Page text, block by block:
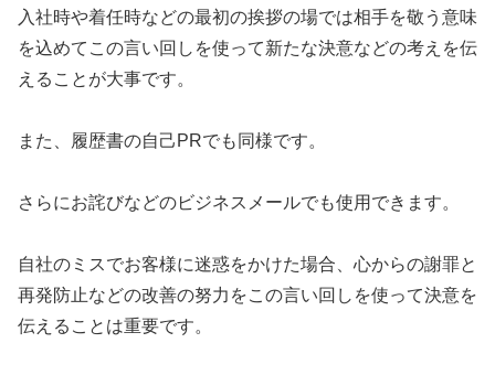
入社時や着任時などの最初の挨拶の場では相手を敬う意味
を込めてこの言い回しを使って新たな決意などの考えを伝
えることが大事です。
また、履歴書の自己PRでも同様です。
さらにお詫びなどのビジネスメールでも使用できます。
自社のミスでお客様に迷惑をかけた場合、心からの謝罪と
再発防止などの改善の努力をこの言い回しを使って決意を
伝えることは重要です。